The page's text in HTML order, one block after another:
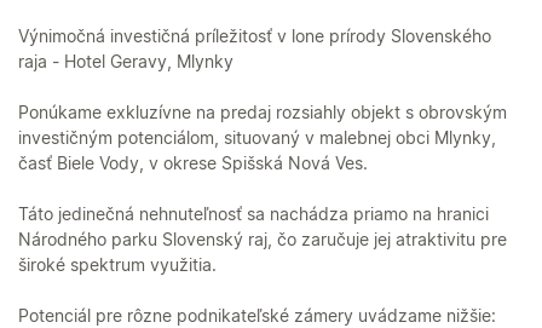
Výnimočná investičná príležitosť v lone prírody Slovenského
raja - Hotel Geravy, Mlynky
Ponúkame exkluzívne na predaj rozsiahly objekt s obrovským
investičným potenciálom, situovaný v malebnej obci Mlynky,
časť Biele Vody, v okrese Spišská Nová Ves.
Táto jedinečná nehnuteľnosť sa nachádza priamo na hranici
Národného parku Slovenský raj, čo zaručuje jej atraktivitu pre
široké spektrum využitia.
Potenciál pre rôzne podnikateľské zámery uvádzame nižšie: